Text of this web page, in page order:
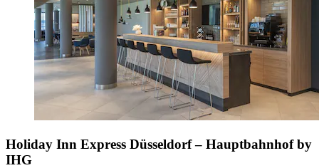
Holiday Inn Express Düsseldorf – Hauptbahnhof by
IHG